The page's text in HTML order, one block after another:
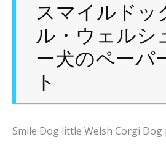
スマイルドッ
ル・ウェルシ
ー犬のペーパ
ト
Smile Dog little Welsh Corgi Dog